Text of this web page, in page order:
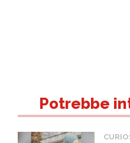
Potrebbe